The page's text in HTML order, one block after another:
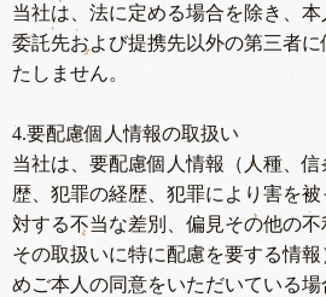
当社は、法に定める場合を除き、
委託先および提携先以外の第三者
たしません。
4.要配慮個人情報の取扱い
当社は、要配慮個人情報（人種、
歴、犯罪の経歴、犯罪により害を
対する不当な差別、偏見その他の
その取扱いに特に配慮を要する情
めご本人の同意をいただいている